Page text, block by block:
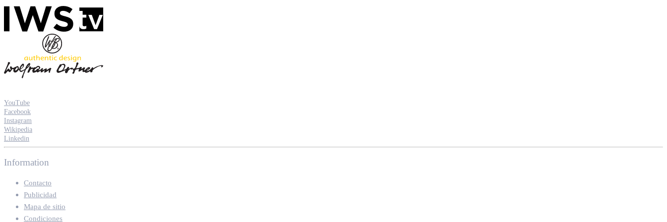
YouTube
Facebook
Instagram
Wikipedia
Linkedin
Information
Contacto
Publicidad
Mapa de sitio
Condiciones